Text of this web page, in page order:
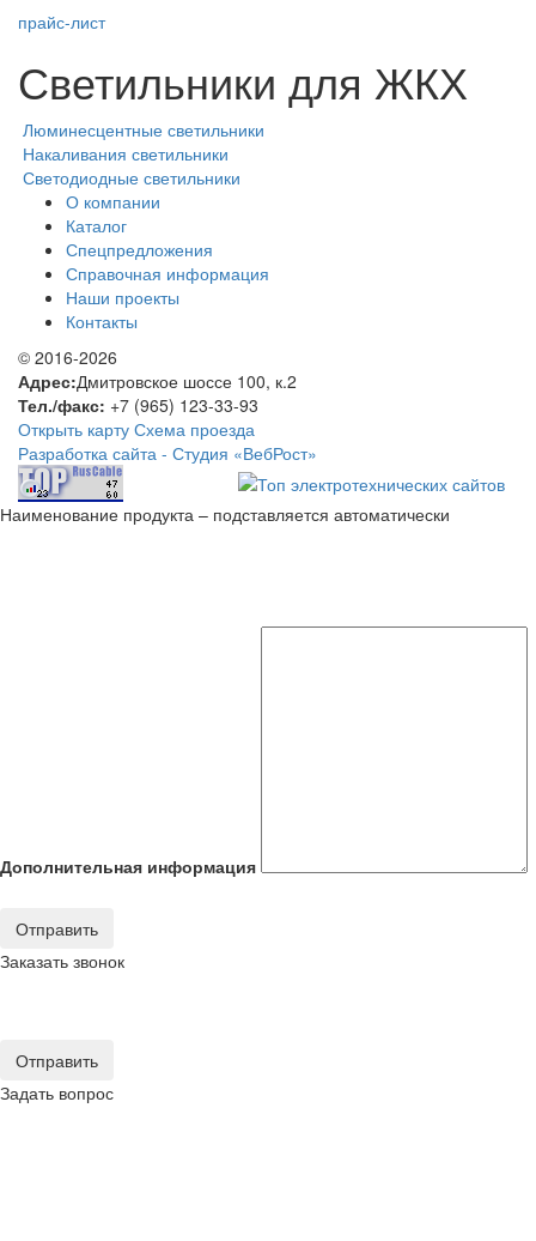
прайс-лист
Светильники для ЖКХ
Люминесцентные светильники
Накаливания светильники
Светодиодные светильники
О компании
Каталог
Спецпредложения
Справочная информация
Наши проекты
Контакты
© 2016-2026
Адрес:Дмитровское шоссе 100, к.2
Тел./факс: +7 (965) 123-33-93
Открыть карту Схема проезда
Разработка сайта - Студия «ВебРост»
Наименование продукта – подставляется автоматически
Дополнительная информация
Отправить
Заказать звонок
Отправить
Задать вопрос